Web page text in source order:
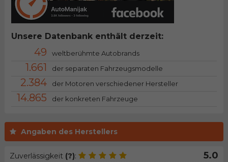
Angaben des Herstellers
Zuverlässigkeit (?): 5.0
Unsere Datenbank enthält derzeit:
49 weltberühmte Autobrands
1.661 der separaten Fahrzeugsmodelle
2.384 der Motoren verschiedener Hersteller
14.865 der konkreten Fahrzeuge